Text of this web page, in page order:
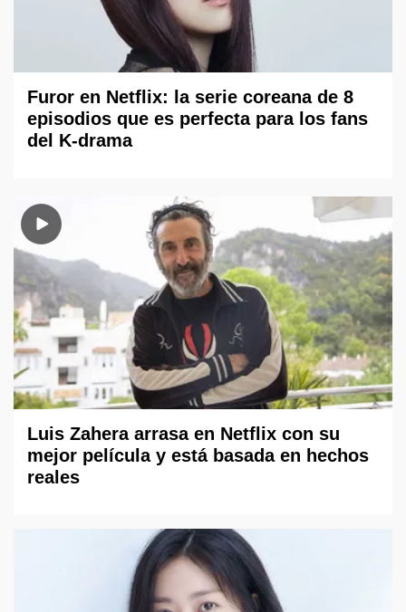
Furor en Netflix: la serie coreana de 8
episodios que es perfecta para los fans
del K-drama
Luis Zahera arrasa en Netflix con su
mejor película y está basada en hechos
reales